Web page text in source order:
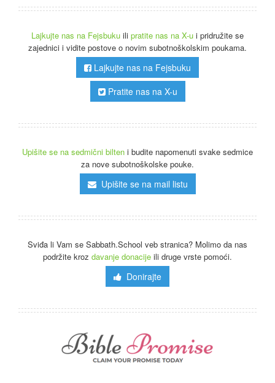
Lajkujte nas na Fejsbuku ili pratite nas na X-u i pridružite se
zajednici i vidite postove o novim subotnoškolskim poukama.
Lajkujte nas na Fejsbuku
Pratite nas na X-u
Upišite se na sedmični bilten i budite napomenuti svake sedmice
za nove subotnoškolske pouke.
Upišite se na mail listu
Sviđa li Vam se Sabbath.School veb stranica? Molimo da nas
podržite kroz davanje donacije ili druge vrste pomoći.
Donirajte